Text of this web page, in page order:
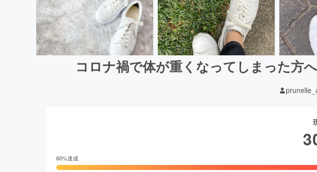
コロナ禍で体が重くなってしまった方
60%達成